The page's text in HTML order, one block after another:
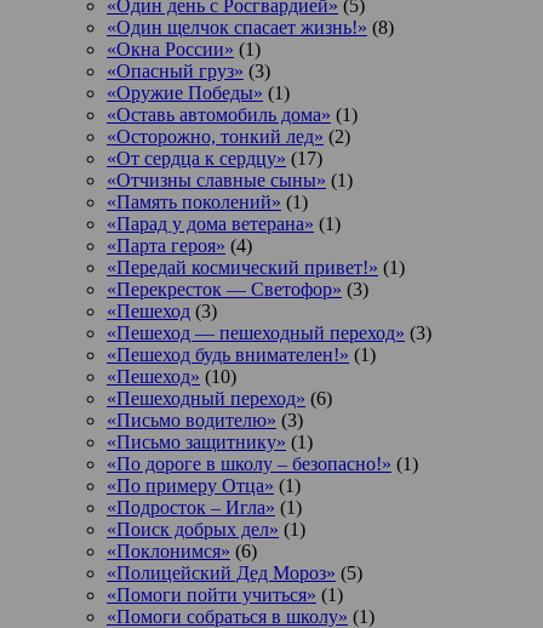
«Один день с Росгвардией» (5)
«Один щелчок спасает жизнь!» (8)
«Окна России» (1)
«Опасный груз» (3)
«Оружие Победы» (1)
«Оставь автомобиль дома» (1)
«Осторожно, тонкий лед» (2)
«От сердца к сердцу» (17)
«Отчизны славные сыны» (1)
«Память поколений» (1)
«Парад у дома ветерана» (1)
«Парта героя» (4)
«Передай космический привет!» (1)
«Перекресток — Светофор» (3)
«Пешеход (3)
«Пешеход — пешеходный переход» (3)
«Пешеход будь внимателен!» (1)
«Пешеход» (10)
«Пешеходный переход» (6)
«Письмо водителю» (3)
«Письмо защитнику» (1)
«По дороге в школу – безопасно!» (1)
«По примеру Отца» (1)
«Подросток ‒ Игла» (1)
«Поиск добрых дел» (1)
«Поклонимся» (6)
«Полицейский Дед Мороз» (5)
«Помоги пойти учиться» (1)
«Помоги собраться в школу» (1)